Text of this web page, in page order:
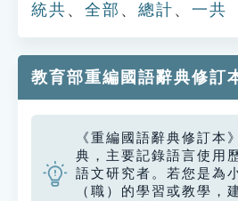
統共 、 全部 、 總計 、 一共
教育部重編國語辭典修訂
《重編國語辭典修訂本
典，主要記錄語言使用
語文研究者。若您是為
（職）的學習或教學，